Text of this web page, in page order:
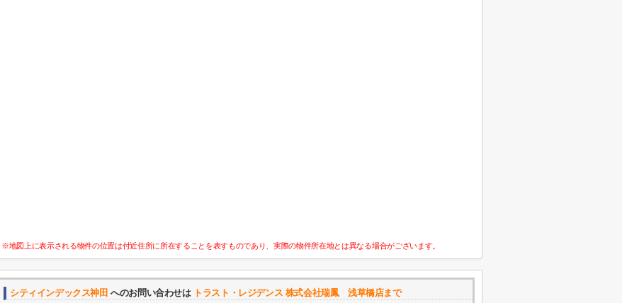
※地図上に表示される物件の位置は付近住所に所在することを表すものであり、実際の物件所在地とは異なる場合がございます。
シティインデックス神田 へのお問い合わせは トラスト・レジデンス 株式会社瑞鳳 浅草橋店まで